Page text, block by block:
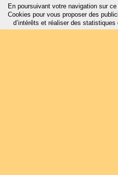
En poursuivant votre navigation sur
Cookies pour vous proposer des
d’intérêts et réaliser des statistiques